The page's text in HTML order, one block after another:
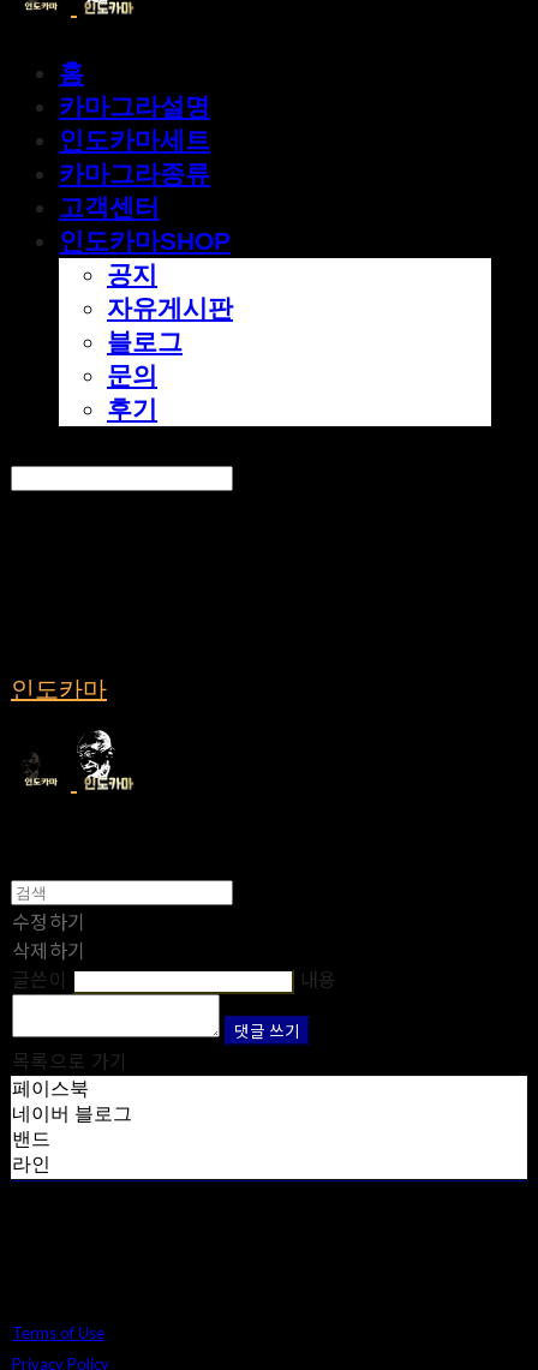
홈
카마그라설명
인도카마세트
카마그라종류
고객센터
인도카마SHOP
공지
자유게시판
블로그
문의
후기
인도카마
수정하기
삭제하기
글쓴이
내용
댓글 쓰기
목록으로 가기
페이스북
네이버 블로그
밴드
라인
Terms of Use
Privacy Policy